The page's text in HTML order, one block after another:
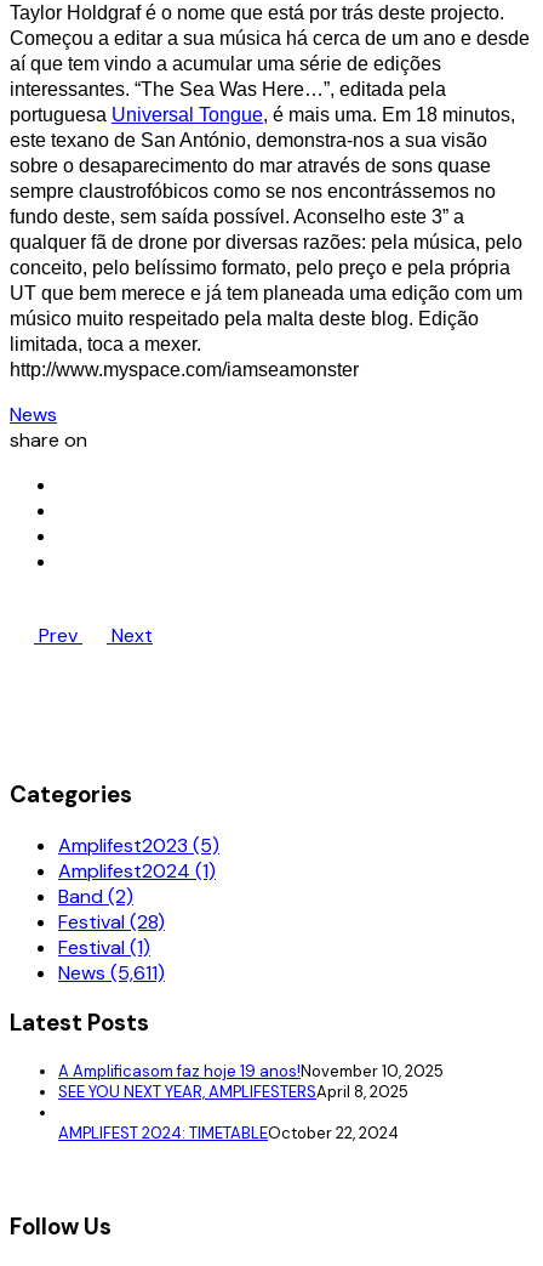
Taylor Holdgraf é o nome que está por trás deste projecto.
Começou a editar a sua música há cerca de um ano e desde
aí que tem vindo a acumular uma série de edições
interessantes. “The Sea Was Here…”, editada pela
portuguesa Universal Tongue, é mais uma. Em 18 minutos,
este texano de San António, demonstra-nos a sua visão
sobre o desaparecimento do mar através de sons quase
sempre claustrofóbicos como se nos encontrássemos no
fundo deste, sem saída possível. Aconselho este 3” a
qualquer fã de drone por diversas razões: pela música, pelo
conceito, pelo belíssimo formato, pelo preço e pela própria
UT que bem merece e já tem planeada uma edição com um
músico muito respeitado pela malta deste blog. Edição
limitada, toca a mexer.
http://www.myspace.com/iamseamonster
News
share on
Prev Next
Categories
Amplifest2023 (5)
Amplifest2024 (1)
Band (2)
Festival (28)
Festival (1)
News (5,611)
Latest Posts
A Amplificasom faz hoje 19 anos!November 10, 2025
SEE YOU NEXT YEAR, AMPLIFESTERSApril 8, 2025
AMPLIFEST 2024: TIMETABLEOctober 22, 2024
Follow Us